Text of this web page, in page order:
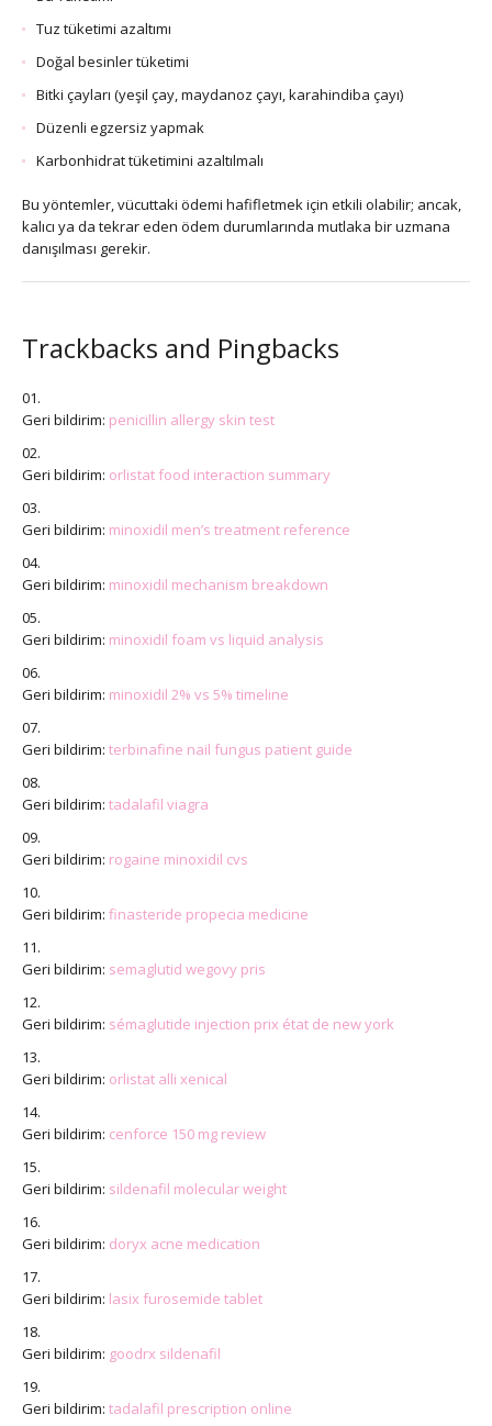
Tuz tüketimi azaltımı
Doğal besinler tüketimi
Bitki çayları (yeşil çay, maydanoz çayı, karahindiba çayı)
Düzenli egzersiz yapmak
Karbonhidrat tüketimini azaltılmalı
Bu yöntemler, vücuttaki ödemi hafifletmek için etkili olabilir; ancak,
kalıcı ya da tekrar eden ödem durumlarında mutlaka bir uzmana
danışılması gerekir.
Trackbacks and Pingbacks
Geri bildirim: penicillin allergy skin test
Geri bildirim: orlistat food interaction summary
Geri bildirim: minoxidil men’s treatment reference
Geri bildirim: minoxidil mechanism breakdown
Geri bildirim: minoxidil foam vs liquid analysis
Geri bildirim: minoxidil 2% vs 5% timeline
Geri bildirim: terbinafine nail fungus patient guide
Geri bildirim: tadalafil viagra
Geri bildirim: rogaine minoxidil cvs
Geri bildirim: finasteride propecia medicine
Geri bildirim: semaglutid wegovy pris
Geri bildirim: sémaglutide injection prix état de new york
Geri bildirim: orlistat alli xenical
Geri bildirim: cenforce 150 mg review
Geri bildirim: sildenafil molecular weight
Geri bildirim: doryx acne medication
Geri bildirim: lasix furosemide tablet
Geri bildirim: goodrx sildenafil
Geri bildirim: tadalafil prescription online